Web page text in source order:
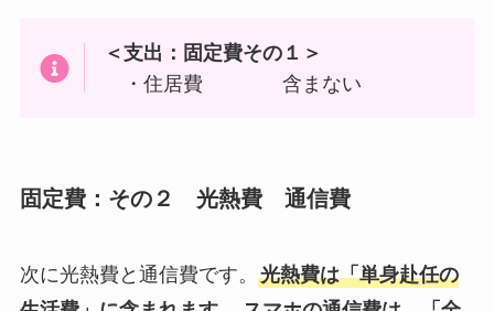
＜支出：固定費その１＞
・住居費 含まない
固定費：その２ 光熱費 通信費
次に光熱費と通信費です。 光熱費は「単身赴任の